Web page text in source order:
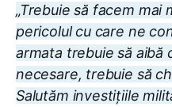
„Trebuie să facem mai
pericolul cu care ne
armata trebuie să aibă
necesare, trebuie să
Salutăm investițiile